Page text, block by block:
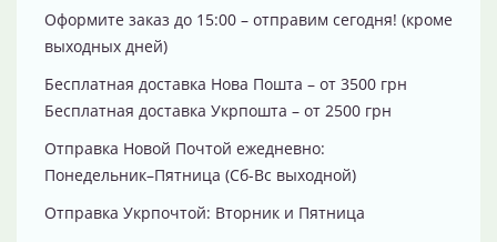
Оформите заказ до 15:00 – отправим сегодня! (кроме
выходных дней)
Бесплатная доставка Нова Пошта – от 3500 грн
Бесплатная доставка Укрпошта – от 2500 грн
Отправка Новой Почтой ежедневно:
Понедельник–Пятница (Сб-Вс выходной)
Отправка Укрпочтой: Вторник и Пятница